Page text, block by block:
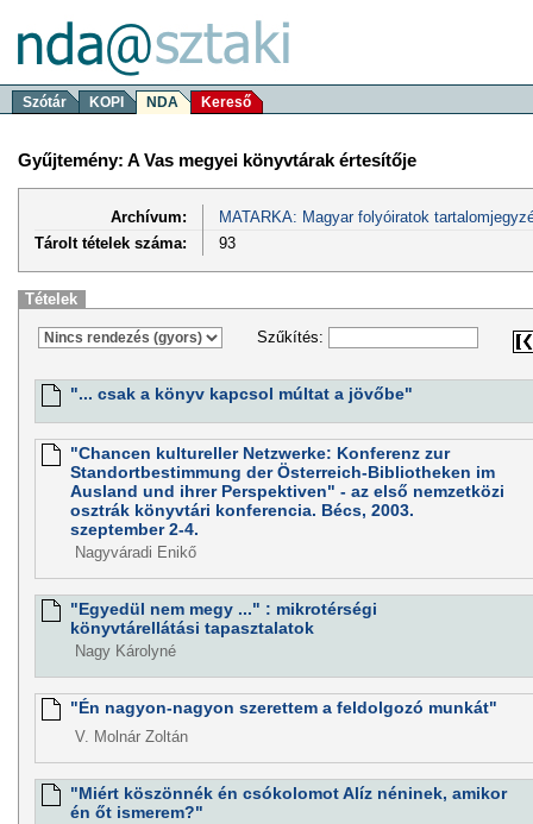
Szótár KOPI NDA Kereső
Gyűjtemény: A Vas megyei könyvtárak értesítője
Archívum:
MATARKA: Magyar folyóiratok
Tárolt tételek száma:
93
Tételek
Szűkítés:
"... csak a könyv kapcsol múltat a jövőbe"
"Chancen kultureller Netzwerke: Konferenz zur
Standortbestimmung der Österreich-Bibliotheken im
Ausland und ihrer Perspektiven" - az első nemzetközi
osztrák könyvtári konferencia. Bécs, 2003.
szeptember 2-4.
Nagyváradi Enikő
"Egyedül nem megy ..." : mikrotérségi
könyvtárellátási tapasztalatok
Nagy Károlyné
"Én nagyon-nagyon szerettem a feldolgozó munkát"
V. Molnár Zoltán
"Miért köszönnék én csókolomot Alíz néninek, amikor
én őt ismerem?"